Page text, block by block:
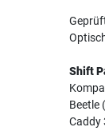
Shift
Beetle
Caddy